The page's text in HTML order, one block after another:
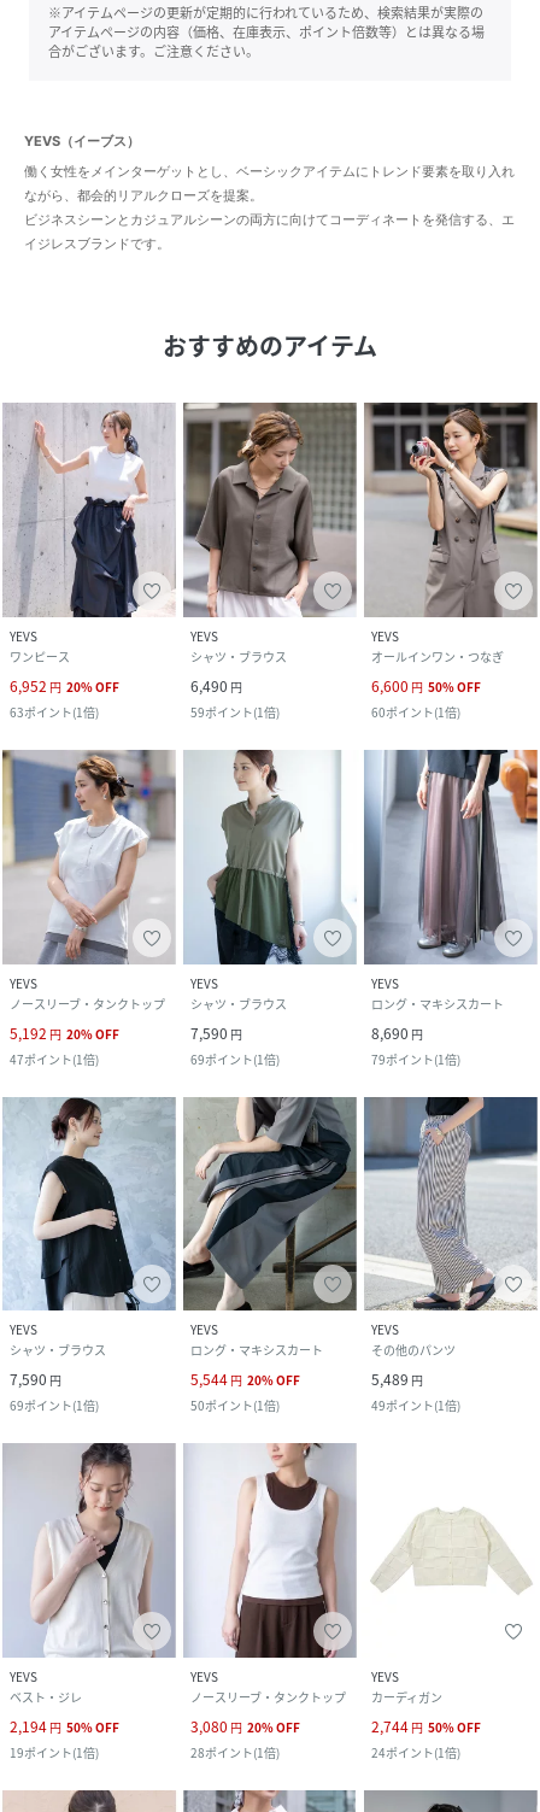
※アイテムページの更新が定期的に行われているため、検索結果が実際の
アイテムページの内容（価格、在庫表示、ポイント倍数等）とは異なる場
合がございます。ご注意ください。
YEVS（イーブス）
働く女性をメインターゲットとし、ベーシックアイテムにトレンド要素を取り入れ
ながら、都会的リアルクローズを提案。
ビジネスシーンとカジュアルシーンの両方に向けてコーディネートを発信する、エ
イジレスブランドです。
おすすめのアイテム
YEVS
ワンピース
6,952 円 20%OFF
63ポイント(1倍)
YEVS
シャツ・ブラウス
6,490 円
59ポイント(1倍)
YEVS
オールインワン・つなぎ
6,600 円 50%OFF
60ポイント(1倍)
YEVS
ノースリーブ・タンクトップ
5,192 円 20%OFF
47ポイント(1倍)
YEVS
シャツ・ブラウス
7,590 円
69ポイント(1倍)
YEVS
ロング・マキシスカート
8,690 円
79ポイント(1倍)
YEVS
シャツ・ブラウス
7,590 円
69ポイント(1倍)
YEVS
ロング・マキシスカート
5,544 円 20%OFF
50ポイント(1倍)
YEVS
その他のパンツ
5,489 円
49ポイント(1倍)
YEVS
ベスト・ジレ
2,194 円 50%OFF
19ポイント(1倍)
YEVS
ノースリーブ・タンクトップ
3,080 円 20%OFF
28ポイント(1倍)
YEVS
カーディガン
2,744 円 50%OFF
24ポイント(1倍)